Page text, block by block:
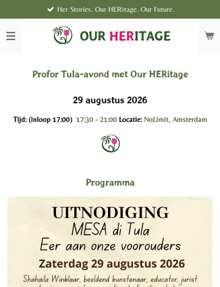
direct
naar
de
OUR HERITAGE
Her Stories. Our HERitage. Our Future.
Profor Tula-avond met Our HERitage
29 augustus 2026
Tijd: (inloop 17:00) 17:30 - 21:00 Locatie: NoLimit, Amsterdam
Programma